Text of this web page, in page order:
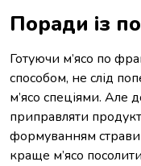
Поради із
Готуючи м’ясо по
способом, не слід
м’ясо спеціями. Але
приправляти
формуванням страви
краще м’ясо